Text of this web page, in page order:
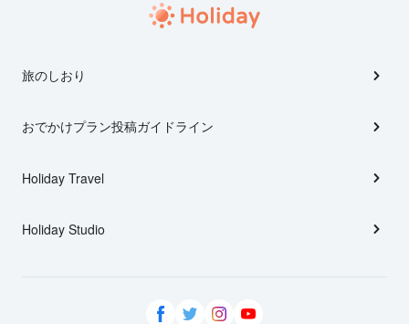
旅のしおり
おでかけプラン投稿ガイドライン
Holiday Travel
Holiday Studio